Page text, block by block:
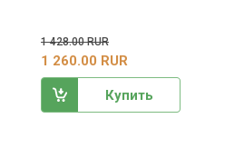
1 428.00 RUR
1 260.00 RUR
Купить